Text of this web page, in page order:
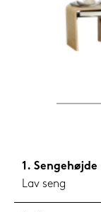
Sengehøjde
Lav seng